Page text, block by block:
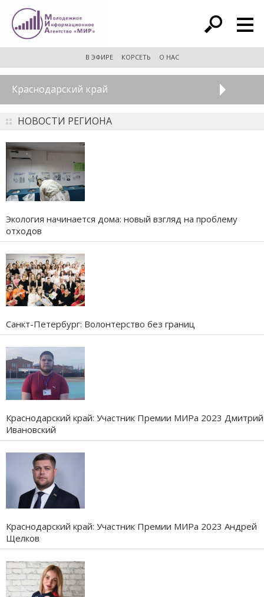
расширенный поиск
В ЭФИРЕ КОРСЕТЬ О НАС
Краснодарский край
НОВОСТИ РЕГИОНА
Экология начинается дома: новый взгляд на проблему
отходов
Санкт-Петербург: Волонтерство без границ
Краснодарский край: Участник Премии МИРа 2023 Дмитрий
Ивановский
Краснодарский край: Участник Премии МИРа 2023 Андрей
Щелков